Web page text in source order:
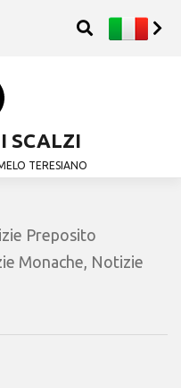
SCALZI
TERESIANO
Preposito
Monache Notizie